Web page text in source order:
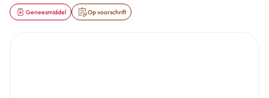
Op voorschrift
Geneesmiddel